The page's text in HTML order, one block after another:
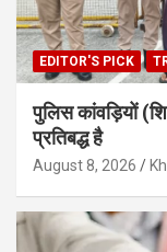
EDITOR'S PICK
पुलिस कांवड़ियों
प्रतिबद्ध है
August 8, 2026